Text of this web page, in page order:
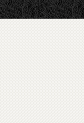
イベント事業部